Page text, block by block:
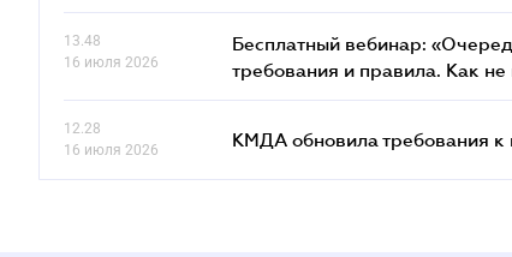
13.48
16 июля 2026
Бесплатный вебинар:
требования и правила. Как не
12.28
16 июля 2026
КМДА обновила требования